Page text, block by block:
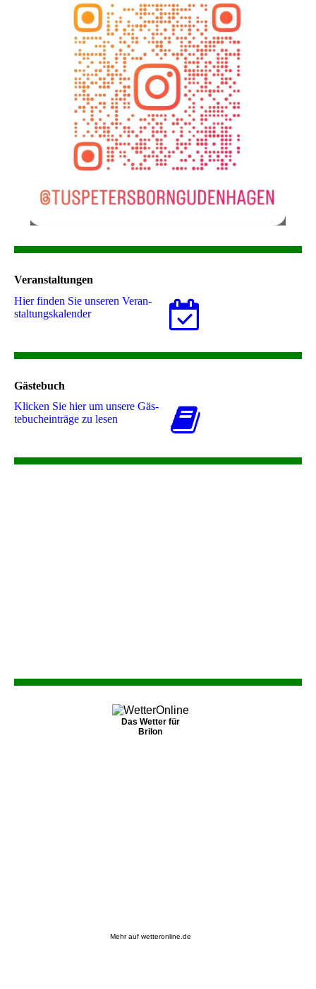
Veranstaltungen
Hier finden Sie unseren Ver­an­
stal­tungs­ka­len­der
Gästebuch
Klicken Sie hier um unsere Gäs­
te­buch­ein­trä­ge zu lesen